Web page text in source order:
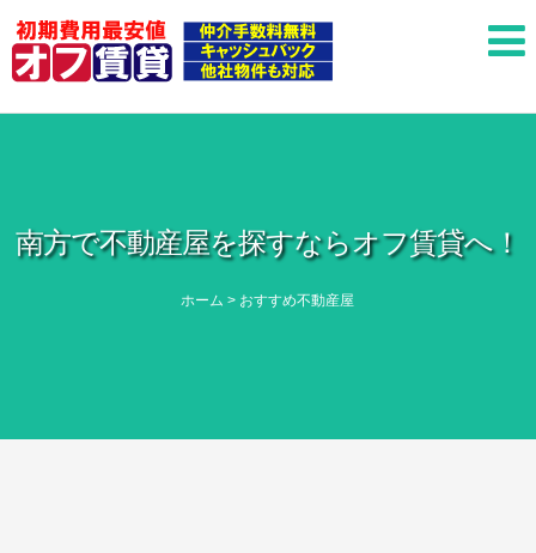
南方で不動産屋を探すならオフ賃貸へ！
ホーム > おすすめ不動産屋